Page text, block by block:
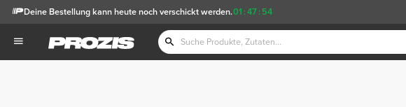
01 :47 : 53
Deine Bestellung kann heute noch verschickt werden.